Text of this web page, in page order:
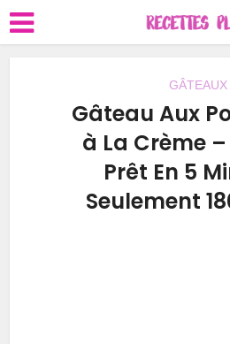
GÂTEAUX
Gâteau Aux
à La Crème
Prêt En 5
Seulement